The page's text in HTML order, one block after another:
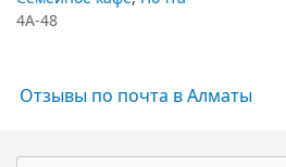
4A-48
Отзывы по почта в Алматы